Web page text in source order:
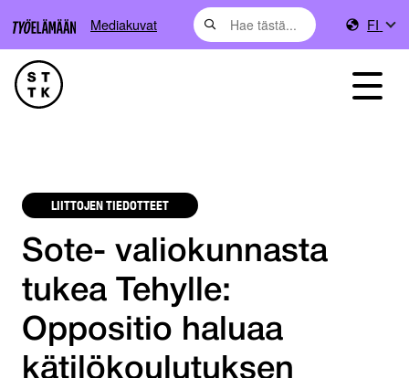
Mediakuvat FI
LIITTOJEN TIEDOTTEET
Sote- valiokunnasta
tukea Tehylle:
Oppositio haluaa
kätilökoulutuksen